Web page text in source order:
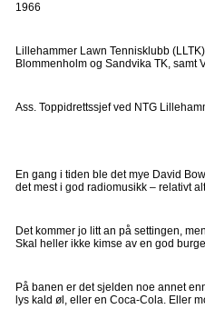
1966
Lillehammer Lawn Tennisklubb
Blommenholm og Sandvika TK, samt
Ass. Toppidrettssjef ved NTG
En gang i tiden ble det mye David
det mest i god radiomusikk – relativt
Det kommer jo litt an på settingen,
Skal heller ikke kimse av en god
På banen er det sjelden noe annet
lys kald øl, eller en Coca-Cola. Eller